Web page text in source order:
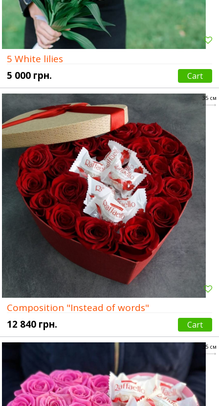
5 White lilies
5 000 грн.
Cart
35 см
Composition "Instead of words"
12 840 грн.
Cart
35 см